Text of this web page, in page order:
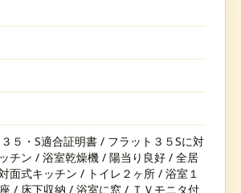
５・S適合証明書 / フラット３５Sに対
チン / 浴室乾燥機 / 陽当り良好 / 全居
面式キッチン / トイレ２ヶ所 / 浴室１
/ 床下収納 / 浴室に窓 / ＴＶモニタ付